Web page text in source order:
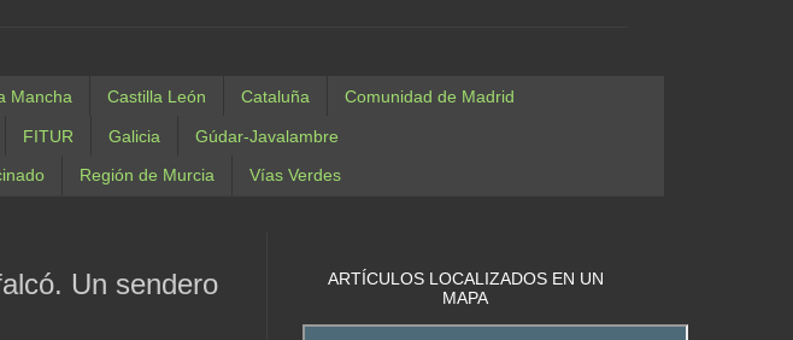
Mancha Castilla León Cataluña Comunidad de Madrid
FITUR Galicia Gúdar-Javalambre
Región de Murcia Vías Verdes
Un sendero
ARTÍCULOS LOCALIZADOS EN UN
MAPA